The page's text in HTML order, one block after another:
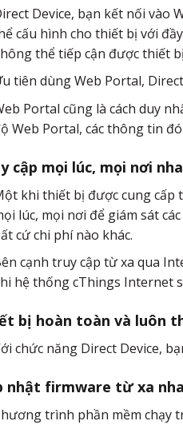
Device, bạn kết nối vào
cấu hình cho thiết bị với
thể tiếp cận được thiết
tiên dùng Web Portal,
Portal cũng là cách duy
Web Portal, các thông tin
cập mọi lúc, mọi nơi
khi thiết bị được cung cấp
lúc, mọi nơi để giám sát
cứ chi phí nào khác.
cạnh truy cập từ xa qua
hệ thống cThings Internet
bị hoàn toàn và luôn
chức năng Direct Device,
nhật firmware từ xa
trình phần mềm chạy